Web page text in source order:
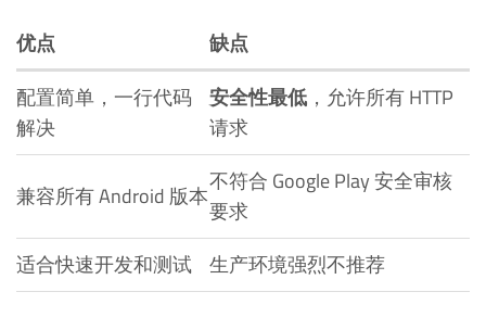
优点
缺点
配置简单，一行代码
解决
安全性最低 ，允许所有 HTTP
请求
兼容所有 Android 版本
不符合 Google Play 安全审核
要求
适合快速开发和测试 生产环境强烈不推荐